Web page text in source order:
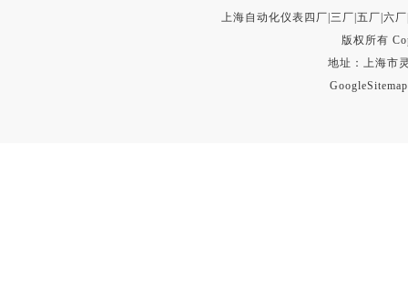
上海自动化仪表四厂|三厂|五厂|六
版权所有
地址：上海市
GoogleSitemap